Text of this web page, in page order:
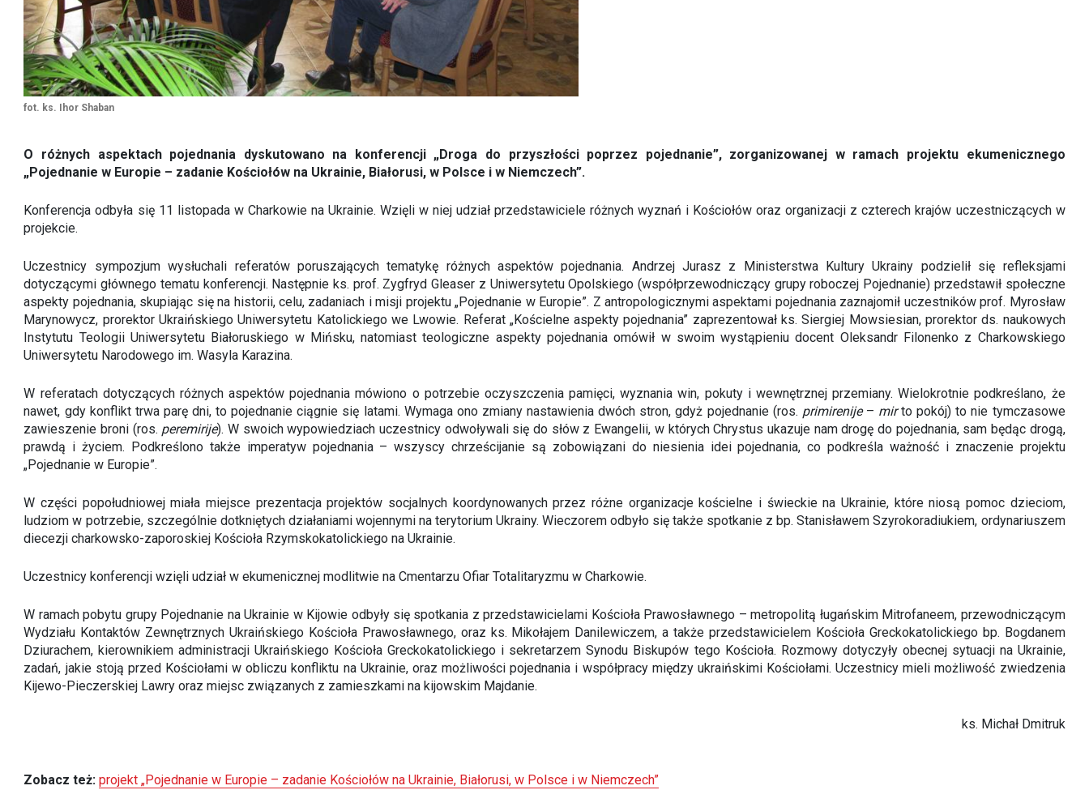
fot. ks. Ihor Shaban
O różnych aspektach pojednania dyskutowano na konferencji „Droga do przyszłości poprzez pojednanie”, zorganizowanej w ramach projektu ekumenicznego
„Pojednanie w Europie – zadanie Kościołów na Ukrainie, Białorusi, w Polsce i w Niemczech”.
Konferencja odbyła się 11 listopada w Charkowie na Ukrainie. Wzięli w niej udział przedstawiciele różnych wyznań i Kościołów oraz organizacji z czterech krajów uczestniczących w
projekcie.
Uczestnicy sympozjum wysłuchali referatów poruszających tematykę różnych aspektów pojednania. Andrzej Jurasz z Ministerstwa Kultury Ukrainy podzielił się refleksjami
dotyczącymi głównego tematu konferencji. Następnie ks. prof. Zygfryd Gleaser z Uniwersytetu Opolskiego (współprzewodniczący grupy roboczej Pojednanie) przedstawił społeczne
aspekty pojednania, skupiając się na historii, celu, zadaniach i misji projektu „Pojednanie w Europie”. Z antropologicznymi aspektami pojednania zaznajomił uczestników prof. Myrosław
Marynowycz, prorektor Ukraińskiego Uniwersytetu Katolickiego we Lwowie. Referat „Kościelne aspekty pojednania” zaprezentował ks. Siergiej Mowsiesian, prorektor ds. naukowych
Instytutu Teologii Uniwersytetu Białoruskiego w Mińsku, natomiast teologiczne aspekty pojednania omówił w swoim wystąpieniu docent Oleksandr Filonenko z Charkowskiego
Uniwersytetu Narodowego im. Wasyla Karazina.
W referatach dotyczących różnych aspektów pojednania mówiono o potrzebie oczyszczenia pamięci, wyznania win, pokuty i wewnętrznej przemiany. Wielokrotnie podkreślano, że
nawet, gdy konflikt trwa parę dni, to pojednanie ciągnie się latami. Wymaga ono zmiany nastawienia dwóch stron, gdyż pojednanie (ros. primirenije– mirto pokój) to nie tymczasowe
zawieszenie broni (ros. peremirije). W swoich wypowiedziach uczestnicy odwoływali się do słów z Ewangelii, w których Chrystus ukazuje nam drogę do pojednania, sam będąc drogą,
prawdą i życiem. Podkreślono także imperatyw pojednania – wszyscy chrześcijanie są zobowiązani do niesienia idei pojednania, co podkreśla ważność i znaczenie projektu
„Pojednanie w Europie”.
W części popołudniowej miała miejsce prezentacja projektów socjalnych koordynowanych przez różne organizacje kościelne i świeckie na Ukrainie, które niosą pomoc dzieciom,
ludziom w potrzebie, szczególnie dotkniętych działaniami wojennymi na terytorium Ukrainy. Wieczorem odbyło się także spotkanie z bp. Stanisławem Szyrokoradiukiem, ordynariuszem
diecezji charkowsko-zaporoskiej Kościoła Rzymskokatolickiego na Ukrainie.
Uczestnicy konferencji wzięli udział w ekumenicznej modlitwie na Cmentarzu Ofiar Totalitaryzmu w Charkowie.
W ramach pobytu grupy Pojednanie na Ukrainie w Kijowie odbyły się spotkania z przedstawicielami Kościoła Prawosławnego – metropolitą ługańskim Mitrofaneem, przewodniczącym
Wydziału Kontaktów Zewnętrznych Ukraińskiego Kościoła Prawosławnego, oraz ks. Mikołajem Danilewiczem, a także przedstawicielem Kościoła Greckokatolickiego bp. Bogdanem
Dziurachem, kierownikiem administracji Ukraińskiego Kościoła Greckokatolickiego i sekretarzem Synodu Biskupów tego Kościoła. Rozmowy dotyczyły obecnej sytuacji na Ukrainie,
zadań, jakie stoją przed Kościołami w obliczu konfliktu na Ukrainie, oraz możliwości pojednania i współpracy między ukraińskimi Kościołami. Uczestnicy mieli możliwość zwiedzenia
Kijewo-Pieczerskiej Lawry oraz miejsc związanych z zamieszkami na kijowskim Majdanie.
ks. Michał Dmitruk
Zobacz też: projekt „Pojednanie w Europie – zadanie Kościołów na Ukrainie, Białorusi, w Polsce i w Niemczech”